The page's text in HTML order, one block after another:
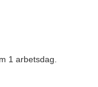
1 arbetsdag.